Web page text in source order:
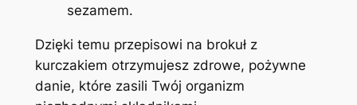
sezamem.
Dzięki temu przepisowi na brokuł z
kurczakiem otrzymujesz zdrowe, pożywne
danie, które zasili Twój organizm